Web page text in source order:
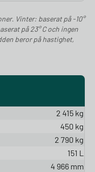
Vinter: baserat på -10°
på 23° C och ingen
beror på hastighet,
2 415 kg
450 kg
2 790 kg
151 L
4 966 mm